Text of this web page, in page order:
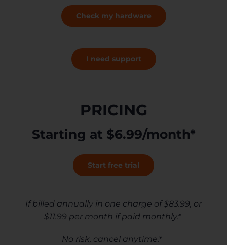
Check my hardware
I need support
PRICING
Starting at $6.99/month*
Start free trial
If billed annually in one charge of $83.99, or
$11.99 per month if paid monthly.*
No risk, cancel anytime.*